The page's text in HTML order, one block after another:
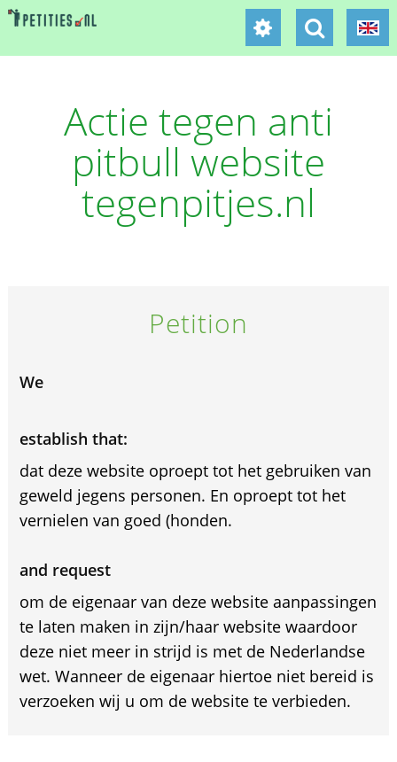
Actie tegen anti
pitbull website
tegenpitjes.nl
Petition
We
establish that:
dat deze website oproept tot het gebruiken van
geweld jegens personen. En oproept tot het
vernielen van goed (honden.
and request
om de eigenaar van deze website aanpassingen
te laten maken in zijn/haar website waardoor
deze niet meer in strijd is met de Nederlandse
wet. Wanneer de eigenaar hiertoe niet bereid is
verzoeken wij u om de website te verbieden.